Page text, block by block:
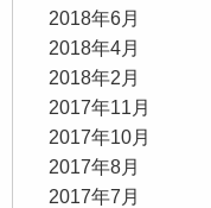
2018年6月
2018年4月
2018年2月
2017年11月
2017年10月
2017年8月
2017年7月